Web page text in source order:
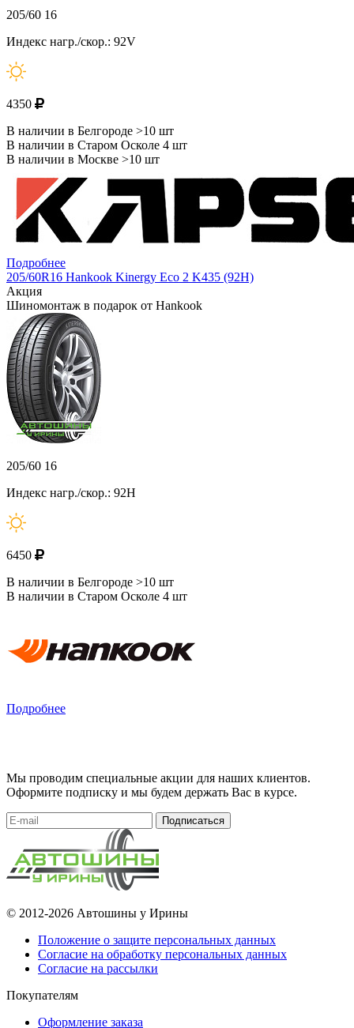
205/60 16
Индекс нагр./скор.: 92V
4350
В наличии в Белгороде >10 шт
В наличии в Старом Осколе 4 шт
В наличии в Москве >10 шт
Подробнее
205/60R16 Hankook Kinergy Eco 2 K435 (92H)
Акция
Шиномонтаж в подарок от Hankook
205/60 16
Индекс нагр./скор.: 92H
6450
В наличии в Белгороде >10 шт
В наличии в Старом Осколе 4 шт
Подробнее
Мы проводим специальные акции для наших клиентов.
Оформите подписку и мы будем держать Вас в курсе.
Подписаться
© 2012-2026 Автошины у Ирины
Положение о защите персональных данных
Согласие на обработку персональных данных
Согласие на рассылки
Покупателям
Оформление заказа